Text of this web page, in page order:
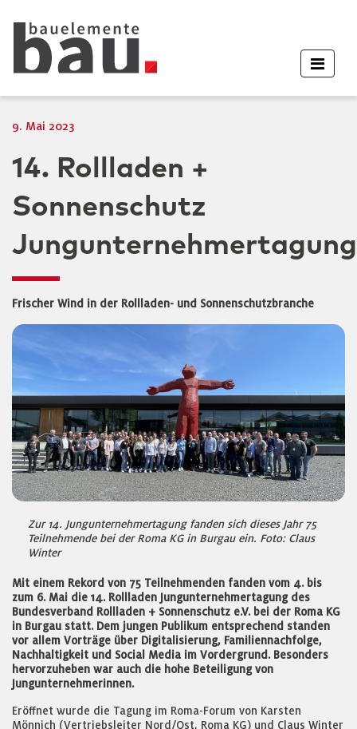
9. Mai 2023
14. Rollladen +
Sonnenschutz
Jungunternehmertagung
Frischer Wind in der Rollladen- und Sonnenschutzbranche
Zur 14. Jungunternehmertagung fanden sich dieses Jahr 75
Teilnehmende bei der Roma KG in Burgau ein. Foto: Claus
Winter
Mit einem Rekord von 75 Teilnehmenden fanden vom 4. bis
zum 6. Mai die 14. Rollladen Jungunternehmertagung des
Bundesverband Rollladen + Sonnenschutz e.V. bei der Roma KG
in Burgau statt. Dem jungen Publikum entsprechend standen
vor allem Vorträge über Digitalisierung, Familiennachfolge,
Nachhaltigkeit und Social Media im Vordergrund. Besonders
hervorzuheben war auch die hohe Beteiligung von
Jungunternehmerinnen.
Eröffnet wurde die Tagung im Roma-Forum von Karsten
Mönnich (Vertriebsleiter Nord/Ost, Roma KG) und Claus Winter